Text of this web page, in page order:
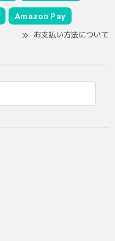
Amazon Pay
お支払い方法について